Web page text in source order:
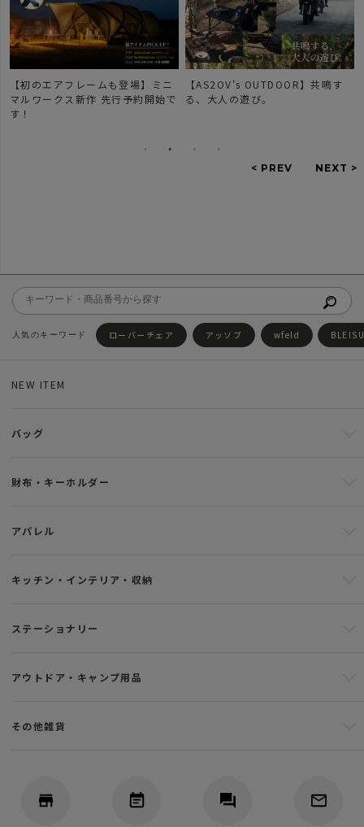
【AS2OV's OUTDOOR】共鳴す
る、大人の遊び。
【新作登場】人気のDOBBYシリ
ーズのご紹介。
ローバーチェア アッソブ wfeld
NEW ITEM
バッグ
財布・キーホルダー
アパレル
キッチン・インテリア・収納
ステーショナリー
アウトドア・キャンプ用品
その他雑貨